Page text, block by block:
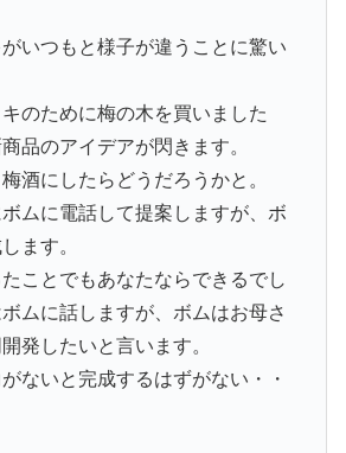
いつもと様子が違うことに驚い
のために梅の木を買いました
品のアイデアが閃きます。
酒にしたらどうだろうかと。
ムに電話して提案しますが、ボ
ます。
ことでもあなたならできるでし
ムに話しますが、ボムはお母さ
発したいと言います。
ないと完成するはずがない・・